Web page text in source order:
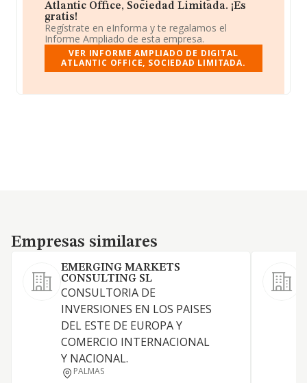
Atlantic Office, Sociedad Limitada. ¡Es
gratis!
Regístrate en eInforma y te regalamos el
Informe Ampliado de esta empresa.
VER INFORME AMPLIADO DE DIGITAL
ATLANTIC OFFICE, SOCIEDAD LIMITADA.
Empresas similares
Empresas similares
EMERGING MARKETS
CONSULTING SL
CONSULTORIA DE
INVERSIONES EN LOS PAISES
DEL ESTE DE EUROPA Y
COMERCIO INTERNACIONAL
Y NACIONAL.
PALMAS